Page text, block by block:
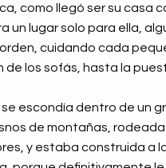
como llegó ser su casa
un lugar solo para ella,
cuidando cada
de los sofás, hasta la
escondía dentro de un
de montañas,
y estaba construida a